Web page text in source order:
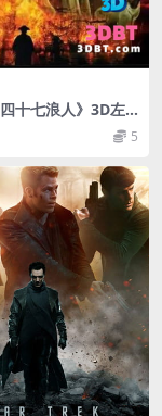
十七浪人》3D左
网盘下载 VR3D电 5